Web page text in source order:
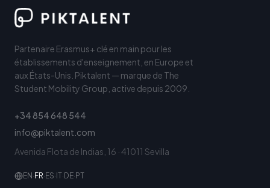
Partenaire Erasmus+ clé en main pour les
établissements d'enseignement, en Europe et
aux États-Unis. Piktalent — marque de The
Student Mobility Group, active depuis 2009.
+34 854 648 544
info@piktalent.com
Avenida Flota de Indias, 16 · 41011 Sevilla
EN · FR· ES· IT· DE· PT